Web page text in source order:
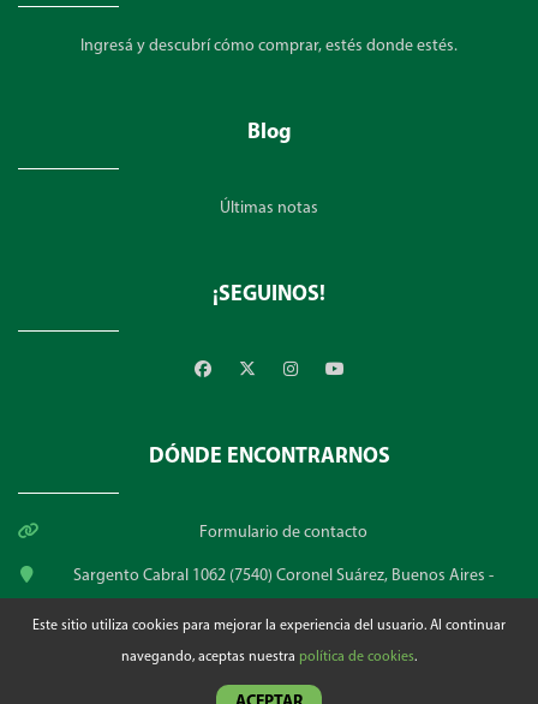
Este sitio utiliza cookies para mejorar la experiencia del usuario. Al continuar
navegando, aceptas nuestra política de cookies.
Ingresá y descubrí cómo comprar, estés donde estés.
Blog
Últimas notas
¡SEGUINOS!
DÓNDE ENCONTRARNOS
Formulario de contacto
Sargento Cabral 1062 (7540) Coronel Suárez, Buenos Aires -
administracion@elcencerro.com
+54 2926 430152